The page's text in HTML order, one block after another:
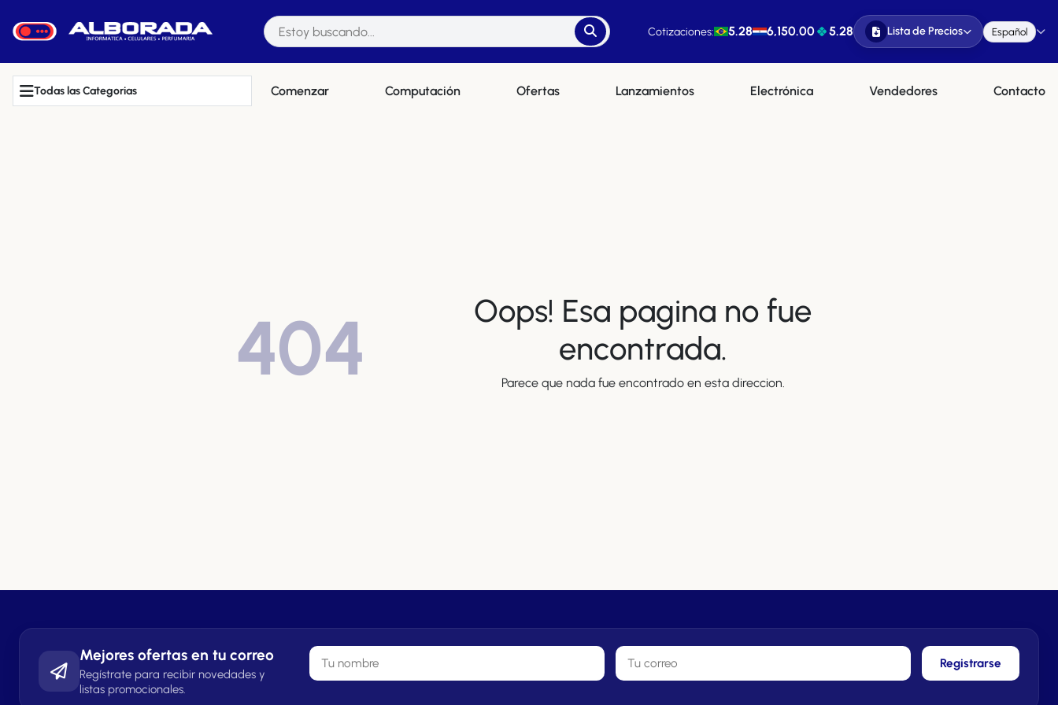
Cotizaciones: 5.28 6,150.00 5.28 Lista de Precios Español
Todas las Categorias Comenzar Computación Ofertas Lanzamientos Electrónica Vendedores Contacto
404
Oops! Esa pagina no fue
encontrada.
Parece que nada fue encontrado en esta direccion.
Mejores ofertas en tu correo
Regístrate para recibir novedades y
listas promocionales.
Registrarse